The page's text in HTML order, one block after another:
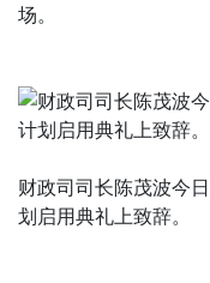
场。
财政司司长陈茂波今
划启用典礼上致辞。